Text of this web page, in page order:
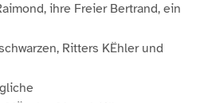
ihre Freier Bertrand, ein
Ritters KËhler und